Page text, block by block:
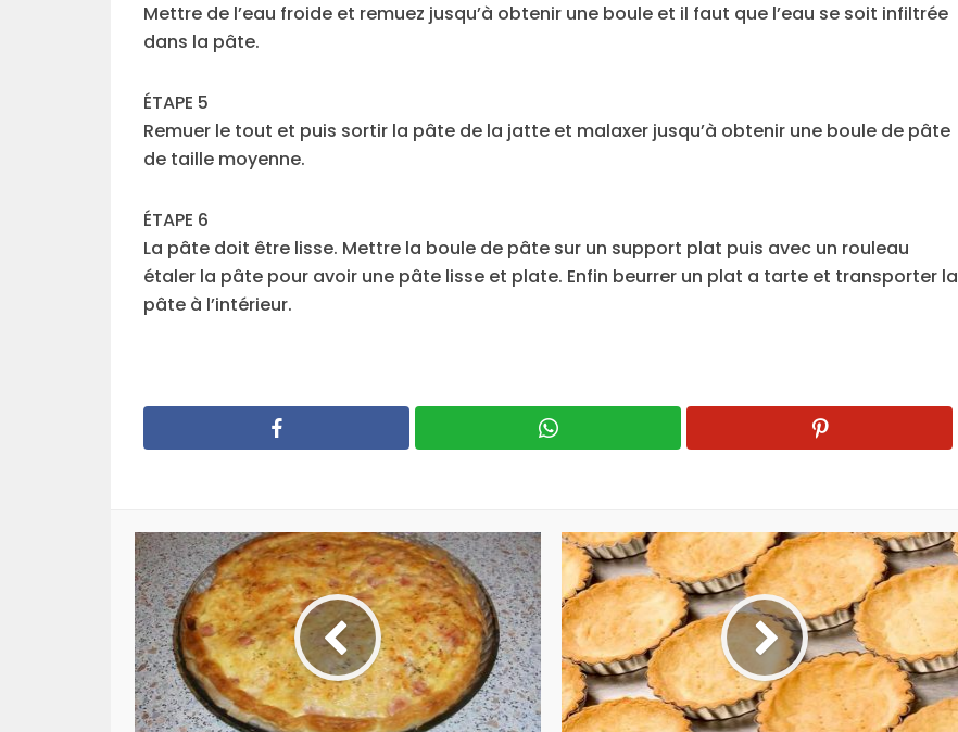
Mettre de l’eau froide et remuez jusqu’à obtenir une boule et il faut que l’eau se soit infiltrée
dans la pâte.
ÉTAPE 5
Remuer le tout et puis sortir la pâte de la jatte et malaxer jusqu’à obtenir une boule de pâte
de taille moyenne.
ÉTAPE 6
La pâte doit être lisse. Mettre la boule de pâte sur un support plat puis avec un rouleau
étaler la pâte pour avoir une pâte lisse et plate. Enfin beurrer un plat a tarte et transporter la
pâte à l’intérieur.